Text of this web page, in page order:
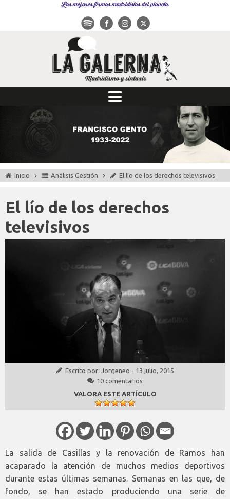
Las mejores firmas madridistas del planeta
Inicio Análisis Gestión El lío de los derechos televisivos
El lío de los derechos
televisivos
Escrito por: Jorgeneo - 13 julio, 2015
10 comentarios
VALORA ESTE ARTÍCULO
La salida de Casillas y la renovación de Ramos han
acaparado la atención de muchos medios deportivos
durante estas últimas semanas. Semanas en las que, de
fondo, se han estado produciendo una serie de